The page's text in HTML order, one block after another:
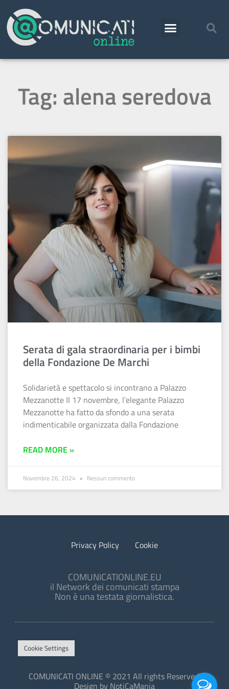
Tag: alena seredova
Serata di gala straordinaria per i bimbi
della Fondazione De Marchi
Solidarietà e spettacolo si incontrano a Palazzo
Mezzanotte Il 17 novembre, l’elegante Palazzo
Mezzanotte ha fatto da sfondo a una serata
indimenticabile organizzata dalla Fondazione
READ MORE »
Novembre 26, 2024 Nessun commento
Privacy Policy Cookie
COMUNICATIONLINE.EU
il Network dei comunicati stampa
Non è una testata giornalistica.
Cookie Settings
COMUNICATI ONLINE © 2021 All rights Reserved.
Design by NotiCaMania